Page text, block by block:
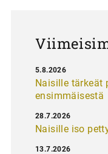
Naisille tärkeät
ensimmäisestä
5.8.2026
Naisille iso
28.7.2026
13.7.2026